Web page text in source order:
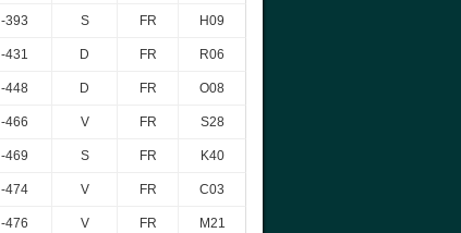
-393 S FR H09
-431 D FR R06
-448 D FR O08
-466 V FR S28
-469 S FR K40
-474 V FR C03
-476 V FR M21